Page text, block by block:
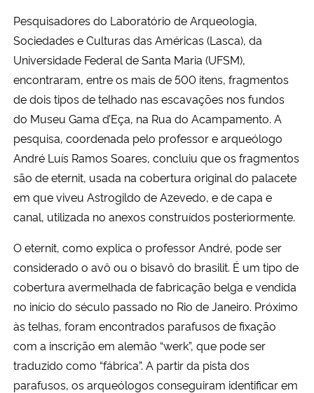
Planalto
Pesquisadores do Laboratório de Arqueologia,
Sociedades e Culturas das Américas (Lasca), da
Universidade Federal de Santa Maria (UFSM),
encontraram, entre os mais de 500 itens, fragmentos
de dois tipos de telhado nas escavações nos fundos
do Museu Gama d’Eça, na Rua do Acampamento. A
pesquisa, coordenada pelo professor e arqueólogo
André Luís Ramos Soares, concluiu que os fragmentos
são de eternit, usada na cobertura original do palacete
em que viveu Astrogildo de Azevedo, e de capa e
canal, utilizada no anexos construídos posteriormente.
O eternit, como explica o professor André, pode ser
considerado o avô ou o bisavô do brasilit. É um tipo de
cobertura avermelhada de fabricação belga e vendida
no início do século passado no Rio de Janeiro. Próximo
às telhas, foram encontrados parafusos de fixação
com a inscrição em alemão “werk”, que pode ser
traduzido como “fábrica”. A partir da pista dos
parafusos, os arqueólogos conseguiram identificar em